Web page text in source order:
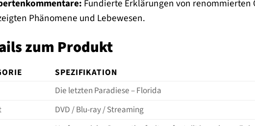
Fundierte Erklärungen von
Phänomene und Lebewesen.
zum Produkt
SPEZIFIKATION
Die letzten Paradiese – Florida
DVD / Blu-ray / Streaming